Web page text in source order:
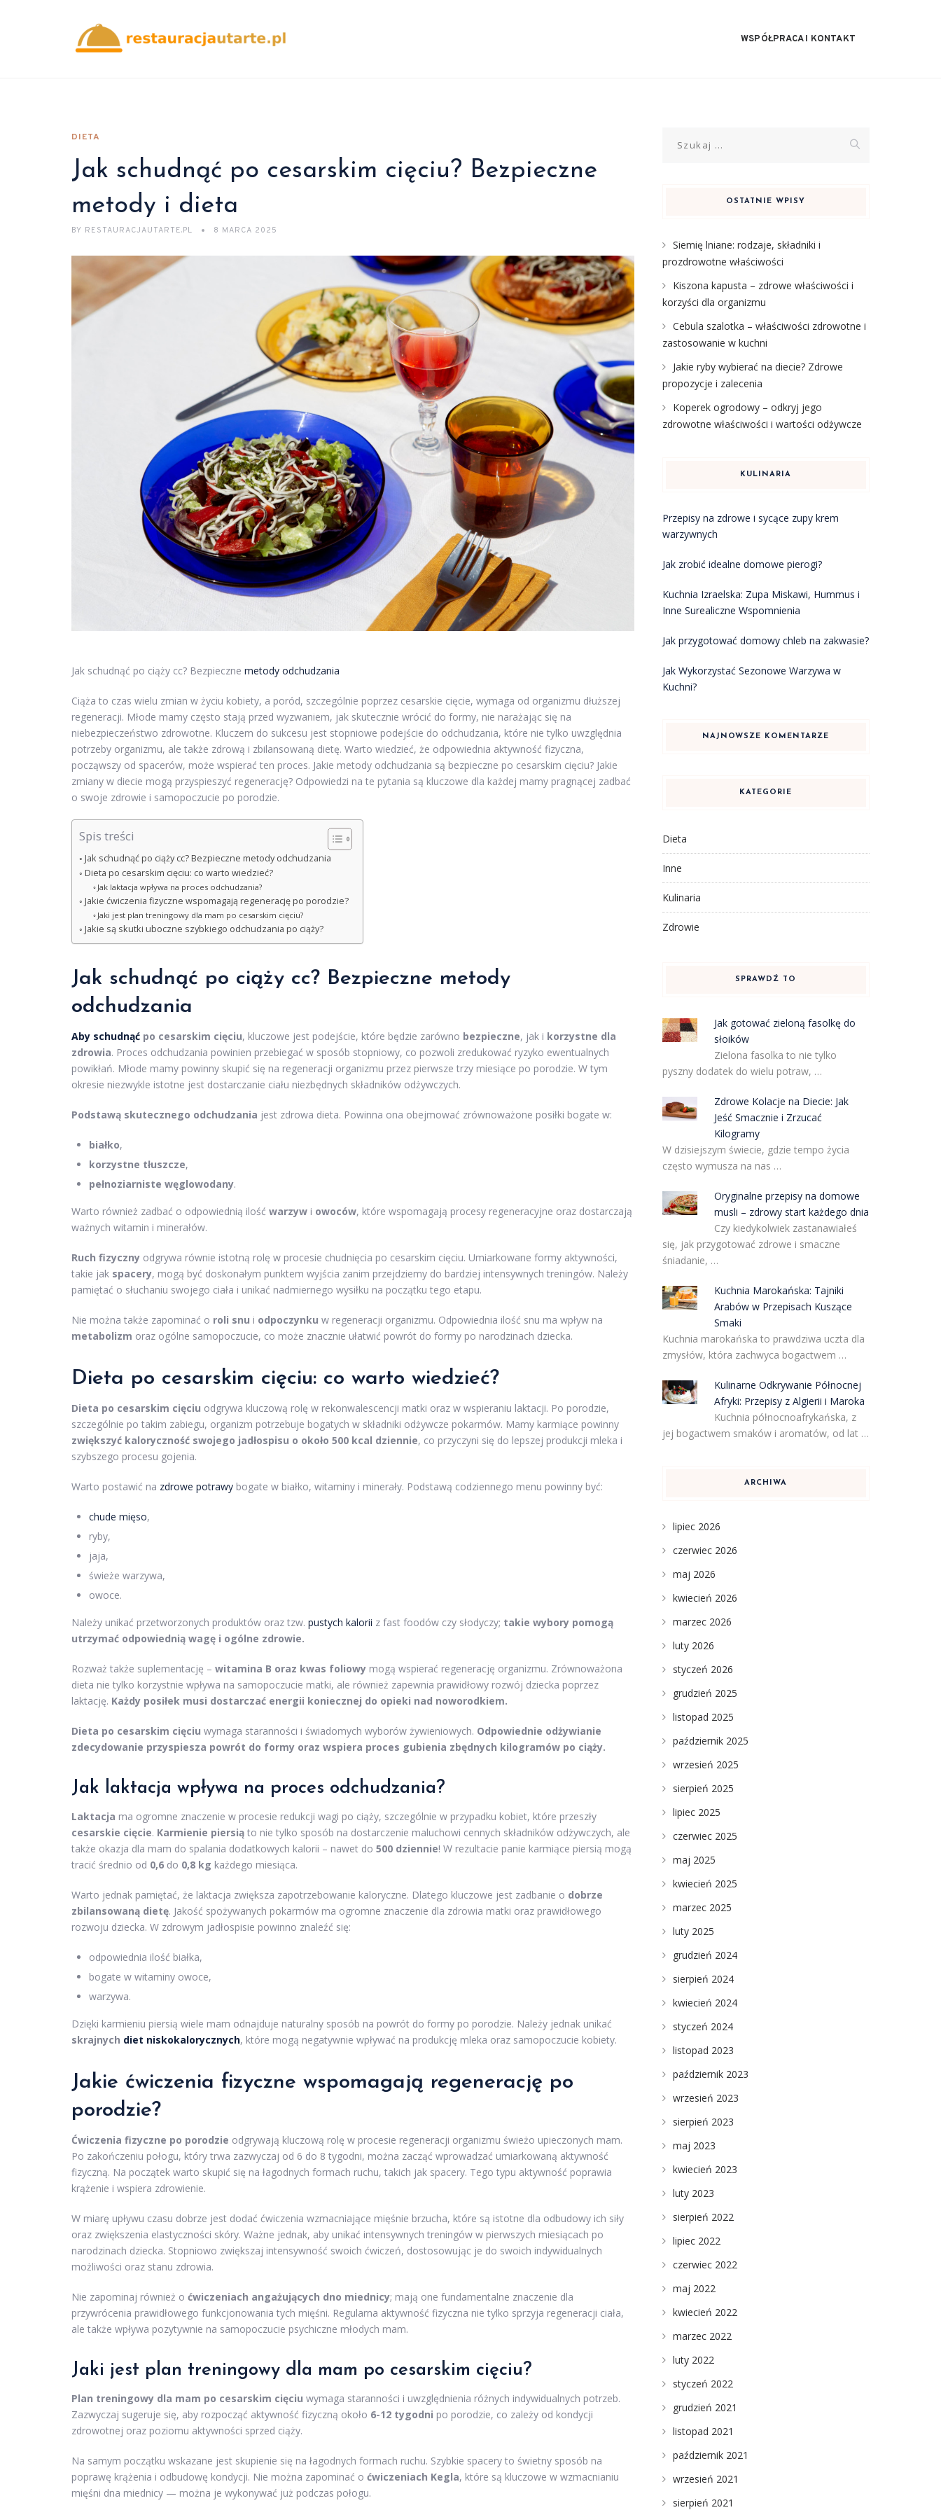
WSPÓŁPRACA I KONTAKT
DIETA
Jak schudnąć po cesarskim cięciu? Bezpieczne
metody i dieta
BY RESTAURACJAUTARTE.PL 8 MARCA 2025
Jak schudnąć po ciąży cc? Bezpieczne metody odchudzania
Ciąża to czas wielu zmian w życiu kobiety, a poród, szczególnie poprzez cesarskie cięcie, wymaga od organizmu dłuższej
regeneracji. Młode mamy często stają przed wyzwaniem, jak skutecznie wrócić do formy, nie narażając się na
niebezpieczeństwo zdrowotne. Kluczem do sukcesu jest stopniowe podejście do odchudzania, które nie tylko uwzględnia
potrzeby organizmu, ale także zdrową i zbilansowaną dietę. Warto wiedzieć, że odpowiednia aktywność fizyczna,
począwszy od spacerów, może wspierać ten proces. Jakie metody odchudzania są bezpieczne po cesarskim cięciu? Jakie
zmiany w diecie mogą przyspieszyć regenerację? Odpowiedzi na te pytania są kluczowe dla każdej mamy pragnącej zadbać
o swoje zdrowie i samopoczucie po porodzie.
Spis treści
Jak schudnąć po ciąży cc? Bezpieczne metody odchudzania
Dieta po cesarskim cięciu: co warto wiedzieć?
Jak laktacja wpływa na proces odchudzania?
Jakie ćwiczenia fizyczne wspomagają regenerację po porodzie?
Jaki jest plan treningowy dla mam po cesarskim cięciu?
Jakie są skutki uboczne szybkiego odchudzania po ciąży?
Jak schudnąć po ciąży cc? Bezpieczne metody
odchudzania
Aby schudnąć po cesarskim cięciu, kluczowe jest podejście, które będzie zarówno bezpieczne, jak i korzystne dla
zdrowia. Proces odchudzania powinien przebiegać w sposób stopniowy, co pozwoli zredukować ryzyko ewentualnych
powikłań. Młode mamy powinny skupić się na regeneracji organizmu przez pierwsze trzy miesiące po porodzie. W tym
okresie niezwykle istotne jest dostarczanie ciału niezbędnych składników odżywczych.
Podstawą skutecznego odchudzania jest zdrowa dieta. Powinna ona obejmować zrównoważone posiłki bogate w:
białko,
korzystne tłuszcze,
pełnoziarniste węglowodany.
Warto również zadbać o odpowiednią ilość warzyw i owoców, które wspomagają procesy regeneracyjne oraz dostarczają
ważnych witamin i minerałów.
Ruch fizyczny odgrywa równie istotną rolę w procesie chudnięcia po cesarskim cięciu. Umiarkowane formy aktywności,
takie jak spacery, mogą być doskonałym punktem wyjścia zanim przejdziemy do bardziej intensywnych treningów. Należy
pamiętać o słuchaniu swojego ciała i unikać nadmiernego wysiłku na początku tego etapu.
Nie można także zapominać o roli snu i odpoczynku w regeneracji organizmu. Odpowiednia ilość snu ma wpływ na
metabolizm oraz ogólne samopoczucie, co może znacznie ułatwić powrót do formy po narodzinach dziecka.
Dieta po cesarskim cięciu: co warto wiedzieć?
Dieta po cesarskim cięciu odgrywa kluczową rolę w rekonwalescencji matki oraz w wspieraniu laktacji. Po porodzie,
szczególnie po takim zabiegu, organizm potrzebuje bogatych w składniki odżywcze pokarmów. Mamy karmiące powinny
zwiększyć kaloryczność swojego jadłospisu o około 500 kcal dziennie, co przyczyni się do lepszej produkcji mleka i
szybszego procesu gojenia.
Warto postawić na zdrowe potrawy bogate w białko, witaminy i minerały. Podstawą codziennego menu powinny być:
chude mięso,
ryby,
jaja,
świeże warzywa,
owoce.
Należy unikać przetworzonych produktów oraz tzw. pustych kalorii z fast foodów czy słodyczy; takie wybory pomogą
utrzymać odpowiednią wagę i ogólne zdrowie.
Rozważ także suplementację – witamina B oraz kwas foliowy mogą wspierać regenerację organizmu. Zrównoważona
dieta nie tylko korzystnie wpływa na samopoczucie matki, ale również zapewnia prawidłowy rozwój dziecka poprzez
laktację. Każdy posiłek musi dostarczać energii koniecznej do opieki nad noworodkiem.
Dieta po cesarskim cięciu wymaga staranności i świadomych wyborów żywieniowych. Odpowiednie odżywianie
zdecydowanie przyspiesza powrót do formy oraz wspiera proces gubienia zbędnych kilogramów po ciąży.
Jak laktacja wpływa na proces odchudzania?
Laktacja ma ogromne znaczenie w procesie redukcji wagi po ciąży, szczególnie w przypadku kobiet, które przeszły
cesarskie cięcie. Karmienie piersią to nie tylko sposób na dostarczenie maluchowi cennych składników odżywczych, ale
także okazja dla mam do spalania dodatkowych kalorii – nawet do 500 dziennie! W rezultacie panie karmiące piersią mogą
tracić średnio od 0,6 do 0,8 kg każdego miesiąca.
Warto jednak pamiętać, że laktacja zwiększa zapotrzebowanie kaloryczne. Dlatego kluczowe jest zadbanie o dobrze
zbilansowaną dietę. Jakość spożywanych pokarmów ma ogromne znaczenie dla zdrowia matki oraz prawidłowego
rozwoju dziecka. W zdrowym jadłospisie powinno znaleźć się:
odpowiednia ilość białka,
bogate w witaminy owoce,
warzywa.
Dzięki karmieniu piersią wiele mam odnajduje naturalny sposób na powrót do formy po porodzie. Należy jednak unikać
skrajnych diet niskokalorycznych, które mogą negatywnie wpływać na produkcję mleka oraz samopoczucie kobiety.
Jakie ćwiczenia fizyczne wspomagają regenerację po
porodzie?
Ćwiczenia fizyczne po porodzie odgrywają kluczową rolę w procesie regeneracji organizmu świeżo upieczonych mam.
Po zakończeniu połogu, który trwa zazwyczaj od 6 do 8 tygodni, można zacząć wprowadzać umiarkowaną aktywność
fizyczną. Na początek warto skupić się na łagodnych formach ruchu, takich jak spacery. Tego typu aktywność poprawia
krążenie i wspiera zdrowienie.
W miarę upływu czasu dobrze jest dodać ćwiczenia wzmacniające mięśnie brzucha, które są istotne dla odbudowy ich siły
oraz zwiększenia elastyczności skóry. Ważne jednak, aby unikać intensywnych treningów w pierwszych miesiącach po
narodzinach dziecka. Stopniowo zwiększaj intensywność swoich ćwiczeń, dostosowując je do swoich indywidualnych
możliwości oraz stanu zdrowia.
Nie zapominaj również o ćwiczeniach angażujących dno miednicy; mają one fundamentalne znaczenie dla
przywrócenia prawidłowego funkcjonowania tych mięśni. Regularna aktywność fizyczna nie tylko sprzyja regeneracji ciała,
ale także wpływa pozytywnie na samopoczucie psychiczne młodych mam.
Jaki jest plan treningowy dla mam po cesarskim cięciu?
Plan treningowy dla mam po cesarskim cięciu wymaga staranności i uwzględnienia różnych indywidualnych potrzeb.
Zazwyczaj sugeruje się, aby rozpocząć aktywność fizyczną około 6-12 tygodni po porodzie, co zależy od kondycji
zdrowotnej oraz poziomu aktywności sprzed ciąży.
Na samym początku wskazane jest skupienie się na łagodnych formach ruchu. Szybkie spacery to świetny sposób na
poprawę krążenia i odbudowę kondycji. Nie można zapominać o ćwiczeniach Kegla, które są kluczowe w wzmacnianiu
mięśni dna miednicy — można je wykonywać już podczas połogu.
OSTATNIE WPISY
Siemię lniane: rodzaje, składniki i
prozdrowotne właściwości
Kiszona kapusta – zdrowe właściwości i
korzyści dla organizmu
Cebula szalotka – właściwości zdrowotne i
zastosowanie w kuchni
Jakie ryby wybierać na diecie? Zdrowe
propozycje i zalecenia
Koperek ogrodowy – odkryj jego
zdrowotne właściwości i wartości odżywcze
KULINARIA
Przepisy na zdrowe i sycące zupy krem
warzywnych
Jak zrobić idealne domowe pierogi?
Kuchnia Izraelska: Zupa Miskawi, Hummus i
Inne Surealiczne Wspomnienia
Jak przygotować domowy chleb na zakwasie?
Jak Wykorzystać Sezonowe Warzywa w
Kuchni?
NAJNOWSZE KOMENTARZE
KATEGORIE
Dieta
Inne
Kulinaria
Zdrowie
SPRAWDŹ TO
Jak gotować zieloną fasolkę do
słoików
Zielona fasolka to nie tylko
pyszny dodatek do wielu potraw, …
Zdrowe Kolacje na Diecie: Jak
Jeść Smacznie i Zrzucać
Kilogramy
W dzisiejszym świecie, gdzie tempo życia
często wymusza na nas …
Oryginalne przepisy na domowe
musli – zdrowy start każdego dnia
Czy kiedykolwiek zastanawiałeś
się, jak przygotować zdrowe i smaczne
śniadanie, …
Kuchnia Marokańska: Tajniki
Arabów w Przepisach Kuszące
Smaki
Kuchnia marokańska to prawdziwa uczta dla
zmysłów, która zachwyca bogactwem …
Kulinarne Odkrywanie Północnej
Afryki: Przepisy z Algierii i Maroka
Kuchnia północnoafrykańska, z
jej bogactwem smaków i aromatów, od lat …
ARCHIWA
lipiec 2026
czerwiec 2026
maj 2026
kwiecień 2026
marzec 2026
luty 2026
styczeń 2026
grudzień 2025
listopad 2025
październik 2025
wrzesień 2025
sierpień 2025
lipiec 2025
czerwiec 2025
maj 2025
kwiecień 2025
marzec 2025
luty 2025
grudzień 2024
sierpień 2024
kwiecień 2024
styczeń 2024
listopad 2023
październik 2023
wrzesień 2023
sierpień 2023
maj 2023
kwiecień 2023
luty 2023
sierpień 2022
lipiec 2022
czerwiec 2022
maj 2022
kwiecień 2022
marzec 2022
luty 2022
styczeń 2022
grudzień 2021
listopad 2021
październik 2021
wrzesień 2021
sierpień 2021